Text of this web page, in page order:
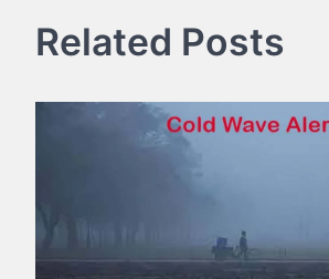
Related Posts